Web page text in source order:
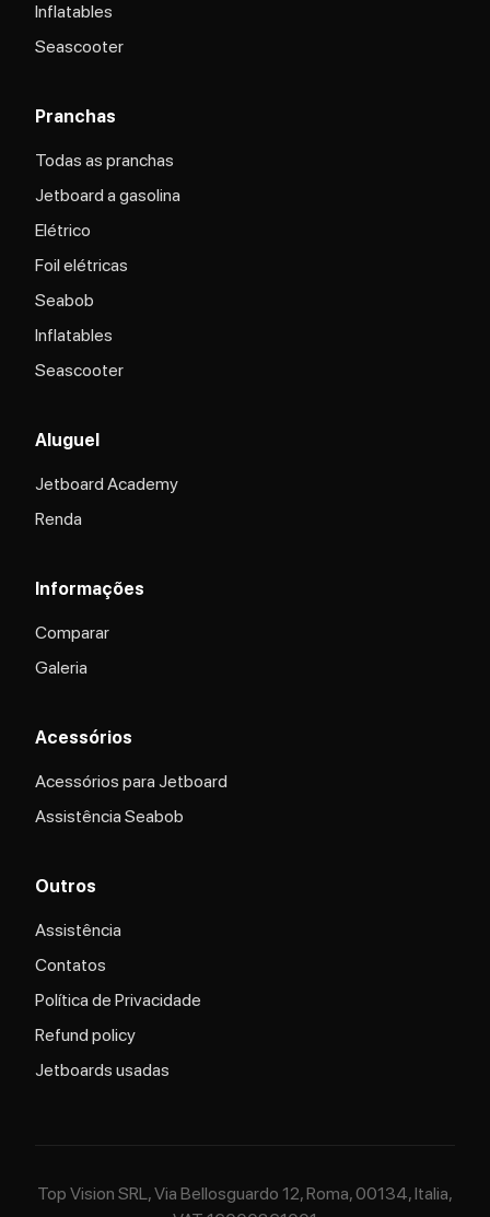
Inflatables
Seascooter
Pranchas
Todas as pranchas
Jetboard a gasolina
Elétrico
Foil elétricas
Seabob
Inflatables
Seascooter
Aluguel
Jetboard Academy
Renda
Informações
Comparar
Galeria
Acessórios
Acessórios para Jetboard
Assistência Seabob
Outros
Assistência
Contatos
Política de Privacidade
Refund policy
Jetboards usadas
Top Vision SRL, Via Bellosguardo 12, Roma, 00134, Italia,